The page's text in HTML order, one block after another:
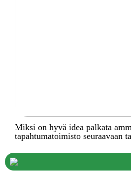
Miksi on hyvä idea palkata
tapahtumatoimisto seuraavaan